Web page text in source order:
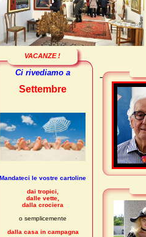
-
VACANZE !
Ci rivediamo a
Settembre
Mandateci le vostre cartoline
dai tropici,
dalle vette,
dalla crociera
o semplicemente
dalla casa in campagna